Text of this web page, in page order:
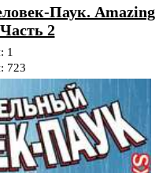
Паук. Amazing
2
1
723